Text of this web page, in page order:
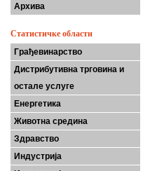
Архива
Статистичке области
Грађевинарство
Дистрибутивна трговина и
остале услуге
Енергетика
Животна средина
Здравство
Индустрија